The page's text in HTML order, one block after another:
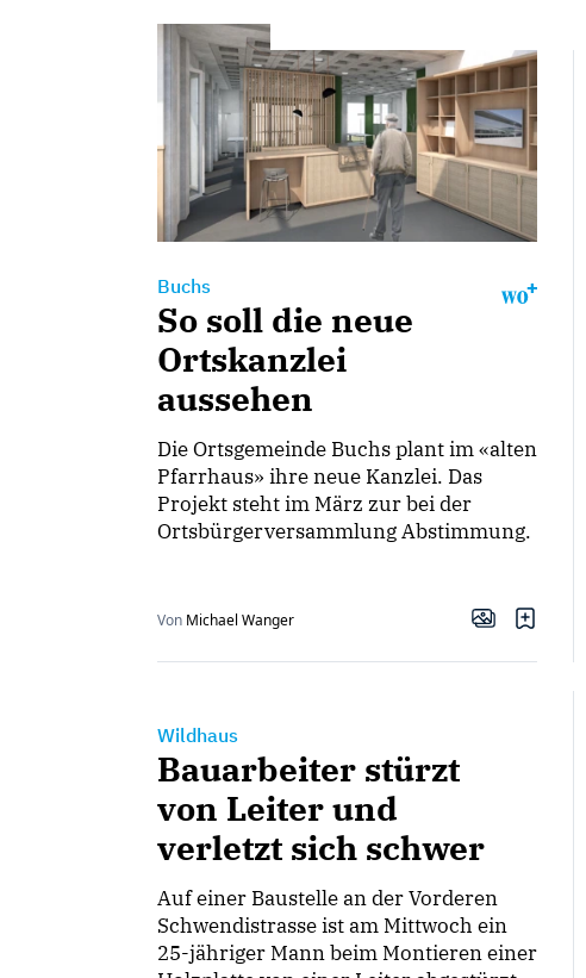
Buchs
So soll die neue
Ortskanzlei
aussehen
Die Ortsgemeinde Buchs plant im «alten
Pfarrhaus» ihre neue Kanzlei. Das
Projekt steht im März zur bei der
Ortsbürgerversammlung Abstimmung.
Von Michael Wanger
Wildhaus
Bauarbeiter stürzt
von Leiter und
verletzt sich schwer
Auf einer Baustelle an der Vorderen
Schwendistrasse ist am Mittwoch ein
25-jähriger Mann beim Montieren einer